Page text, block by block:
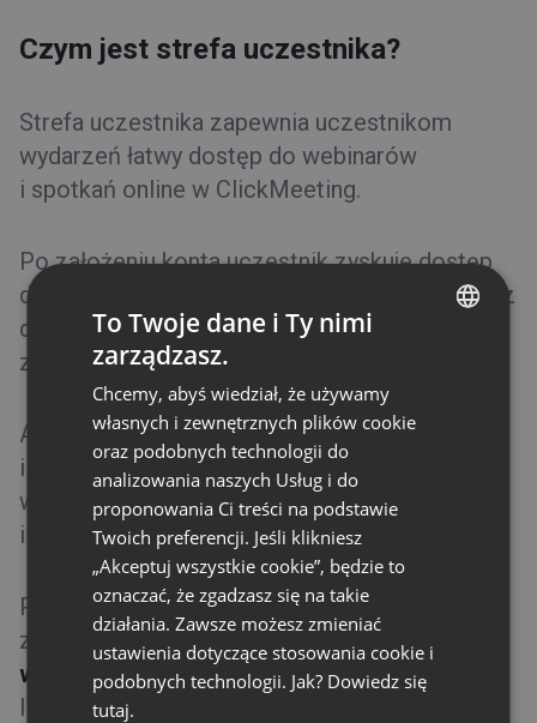
Konto testowe
Faktury i płatności
Funkcje
Typy wydarzeń
Pokój wydarzenia
Czym jest strefa uczestnika?
Strefa uczestnika zapewnia uczestnikom
wydarzeń łatwy dostęp do webinarów
i spotkań online w ClickMeeting.
Po założeniu konta uczestnik zyskuje dostęp
do historii wydarzeń, w których brał udział oraz
do listy nadchodzących wydarzeń, na które się
zarejestruje lub zostanie zaproszony.
Aby rozpocząć korzystanie, kliknijtutaj
i przejdź do zakładki Utwórz konto. Następnie
wpisz wymagane dane i kliknij Zaakceptuj
i utwórz.
Po zalogowaniu się zobaczysz 2
zakładki:Nadchodzące
wydarzeniaorazPrzeszłe wydarzenia
lista wydarzeń, w których uczestniczyłeś/aś).
FRENCH
RUSSIAN
SPANISH
ITALIAN
To Twoje dane i Ty nimi
zarządzasz.
Chcemy, abyś wiedział, że używamy
własnych i zewnętrznych plików cookie
oraz podobnych technologii do
analizowania naszych Usług i do
proponowania Ci treści na podstawie
Twoich preferencji. Jeśli klikniesz
„Akceptuj wszystkie cookie”, będzie to
oznaczać, że zgadzasz się na takie
działania. Zawsze możesz zmieniać
ustawienia dotyczące stosowania cookie i
podobnych technologii. Jak? Dowiedz się
tutaj.